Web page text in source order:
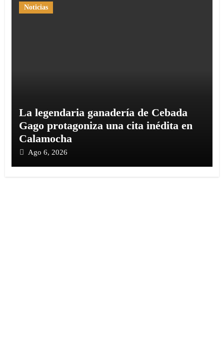
Noticias
La legendaria ganadería de Cebada
Gago protagoniza una cita inédita en
Calamocha
Ago 6, 2026